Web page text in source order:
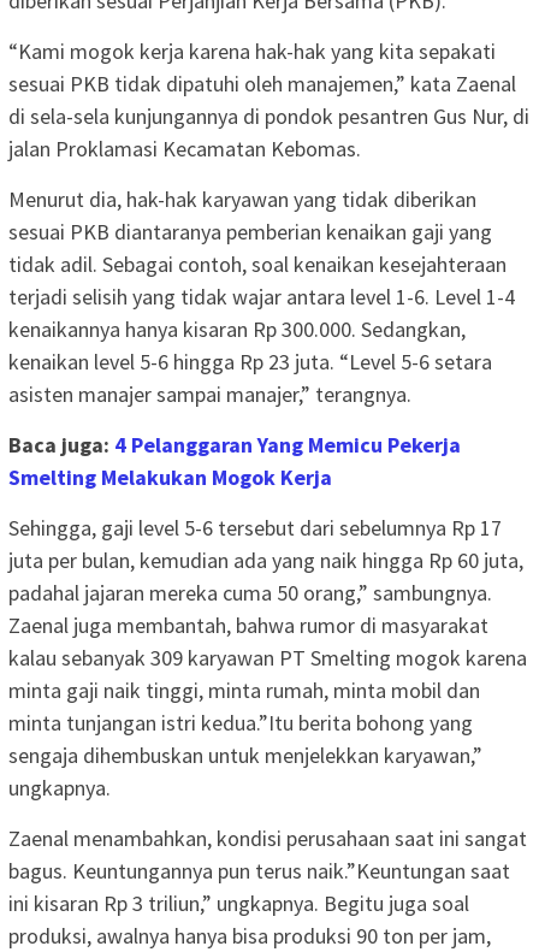
“Kami mogok kerja karena hak-hak yang kita sepakati
sesuai PKB tidak dipatuhi oleh manajemen,” kata Zaenal
di sela-sela kunjungannya di pondok pesantren Gus Nur, di
jalan Proklamasi Kecamatan Kebomas.
Menurut dia, hak-hak karyawan yang tidak diberikan
sesuai PKB diantaranya pemberian kenaikan gaji yang
tidak adil. Sebagai contoh, soal kenaikan kesejahteraan
terjadi selisih yang tidak wajar antara level 1-6. Level 1-4
kenaikannya hanya kisaran Rp 300.000. Sedangkan,
kenaikan level 5-6 hingga Rp 23 juta. “Level 5-6 setara
asisten manajer sampai manajer,” terangnya.
Baca juga: 4 Pelanggaran Yang Memicu Pekerja
Smelting Melakukan Mogok Kerja
Sehingga, gaji level 5-6 tersebut dari sebelumnya Rp 17
juta per bulan, kemudian ada yang naik hingga Rp 60 juta,
padahal jajaran mereka cuma 50 orang,” sambungnya.
Zaenal juga membantah, bahwa rumor di masyarakat
kalau sebanyak 309 karyawan PT Smelting mogok karena
minta gaji naik tinggi, minta rumah, minta mobil dan
minta tunjangan istri kedua.”Itu berita bohong yang
sengaja dihembuskan untuk menjelekkan karyawan,”
ungkapnya.
Zaenal menambahkan, kondisi perusahaan saat ini sangat
bagus. Keuntungannya pun terus naik.”Keuntungan saat
ini kisaran Rp 3 triliun,” ungkapnya. Begitu juga soal
produksi, awalnya hanya bisa produksi 90 ton per jam,